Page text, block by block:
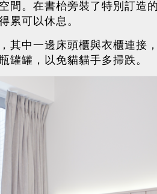
間。在書枱旁裝了特別訂造
累可以休息。
其中一邊床頭櫃與衣櫃連接
罐，以免貓貓手多掃跌。